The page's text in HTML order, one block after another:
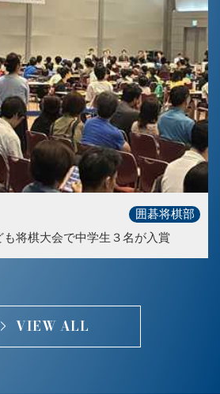
囲碁将棋部
将棋大会で中学生３名が入賞
VIEW ALL